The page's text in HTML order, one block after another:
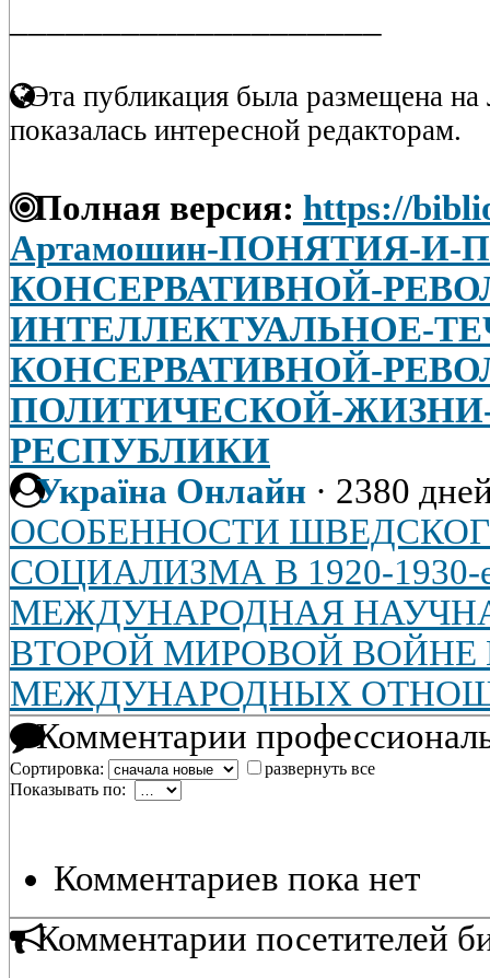
Эта публикация была размещена на
показалась интересной редакторам.
Полная версия: https://
Артамошин-ПОНЯТИЯ-И-
КОНСЕРВАТИВНОЙ-
ИНТЕЛЛЕКТУАЛЬНОЕ-
КОНСЕРВАТИВНОЙ-
ПОЛИТИЧЕСКОЙ-
РЕСПУБЛИКИ
Україна Онлайн · 2380
ОСОБЕННОСТИ
СОЦИАЛИЗМА В 1920-1930-
МЕЖДУНАРОДНАЯ
ВТОРОЙ МИРОВОЙ
МЕЖДУНАРОДНЫХ
Комментарии
Сортировка:
развернуть все
Показывать по:
Комментариев пока нет
Комментарии посетителей